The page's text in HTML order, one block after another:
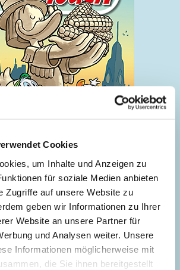
Cookies
um Inhalte und Anzeigen zu
für soziale Medien anbieten
Zugriffe auf unsere Website zu
geben wir Informationen zu Ihrer
Website an unsere Partner für
und Analysen weiter. Unsere
Informationen möglicherweise mit
die Sie ihnen bereitgestellt
Entenhausen